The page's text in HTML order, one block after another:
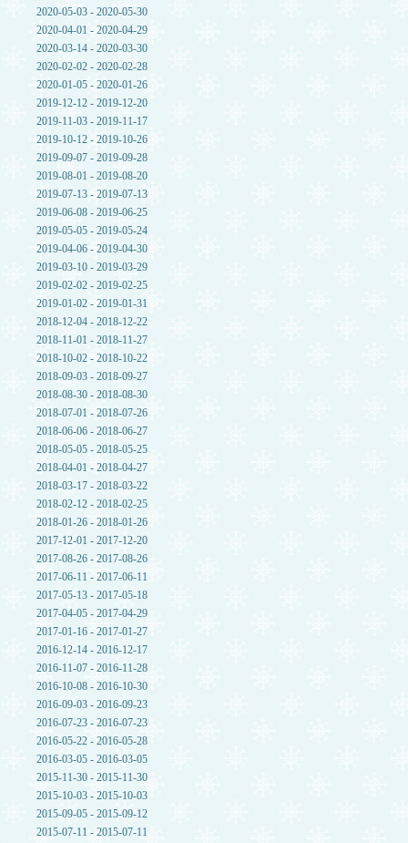
2020-05-03 - 2020-05-30
2020-04-01 - 2020-04-29
2020-03-14 - 2020-03-30
2020-02-02 - 2020-02-28
2020-01-05 - 2020-01-26
2019-12-12 - 2019-12-20
2019-11-03 - 2019-11-17
2019-10-12 - 2019-10-26
2019-09-07 - 2019-09-28
2019-08-01 - 2019-08-20
2019-07-13 - 2019-07-13
2019-06-08 - 2019-06-25
2019-05-05 - 2019-05-24
2019-04-06 - 2019-04-30
2019-03-10 - 2019-03-29
2019-02-02 - 2019-02-25
2019-01-02 - 2019-01-31
2018-12-04 - 2018-12-22
2018-11-01 - 2018-11-27
2018-10-02 - 2018-10-22
2018-09-03 - 2018-09-27
2018-08-30 - 2018-08-30
2018-07-01 - 2018-07-26
2018-06-06 - 2018-06-27
2018-05-05 - 2018-05-25
2018-04-01 - 2018-04-27
2018-03-17 - 2018-03-22
2018-02-12 - 2018-02-25
2018-01-26 - 2018-01-26
2017-12-01 - 2017-12-20
2017-08-26 - 2017-08-26
2017-06-11 - 2017-06-11
2017-05-13 - 2017-05-18
2017-04-05 - 2017-04-29
2017-01-16 - 2017-01-27
2016-12-14 - 2016-12-17
2016-11-07 - 2016-11-28
2016-10-08 - 2016-10-30
2016-09-03 - 2016-09-23
2016-07-23 - 2016-07-23
2016-05-22 - 2016-05-28
2016-03-05 - 2016-03-05
2015-11-30 - 2015-11-30
2015-10-03 - 2015-10-03
2015-09-05 - 2015-09-12
2015-07-11 - 2015-07-11